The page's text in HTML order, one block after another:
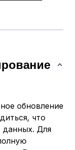
обновление
что
данных. Для